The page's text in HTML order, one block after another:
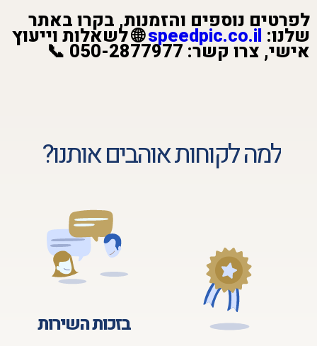
לפרטים נוספים והזמנות, בקרו באתר
שלנו: speedpic.co.il
🌐לשאלות וייעוץ
אישי, צרו קשר: 050-2877977
📞
למה לקוחות אוהבים אותנו?
בזכות השירות